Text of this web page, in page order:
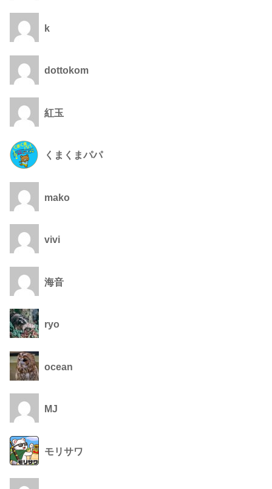
k
dottokom
紅玉
くまくまパパ
mako
vivi
海音
ryo
ocean
MJ
モリサワ